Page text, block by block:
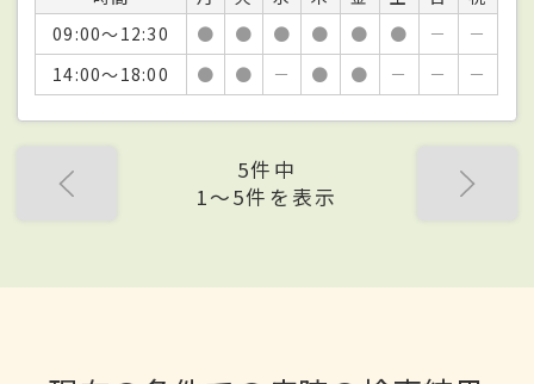
09:00～12:30
● ● ● ● ● ● －
－
14:00～18:00
● ● － ● ● － － －
5件中
1〜5件を表示